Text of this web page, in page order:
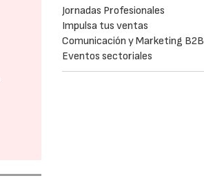
Jornadas Profesionales
Impulsa tus ventas
Comunicación y Marketing B2B
Eventos sectoriales